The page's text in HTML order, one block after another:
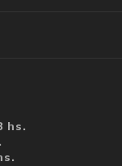
hs.